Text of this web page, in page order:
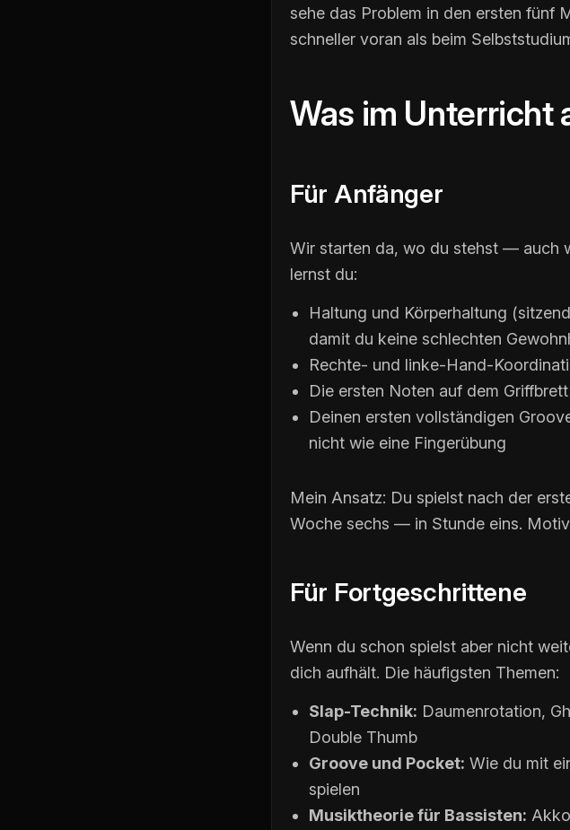
sehe das Problem in den ersten fünf
schneller voran als beim
Was im Unterricht
Für Anfänger
Wir starten da, wo du stehst — auch
lernst du:
Haltung und Körperhaltung
damit du keine schlechten
Rechte- und linke-Hand-
Die ersten Noten auf dem
Deinen ersten vollständigen
nicht wie eine Fingerübung
Mein Ansatz: Du spielst nach der
Woche sechs — in Stunde eins.
Für Fortgeschrittene
Wenn du schon spielst aber nicht
dich aufhält. Die häufigsten Themen:
Slap-Technik: Daumenrotation,
Double Thumb
Groove und Pocket: Wie du mit
spielen
Musiktheorie für Bassisten: